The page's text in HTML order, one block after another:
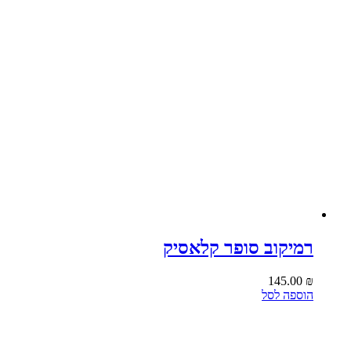
רמיקוב סופר קלאסיק
145.00 ₪
הוספה לסל